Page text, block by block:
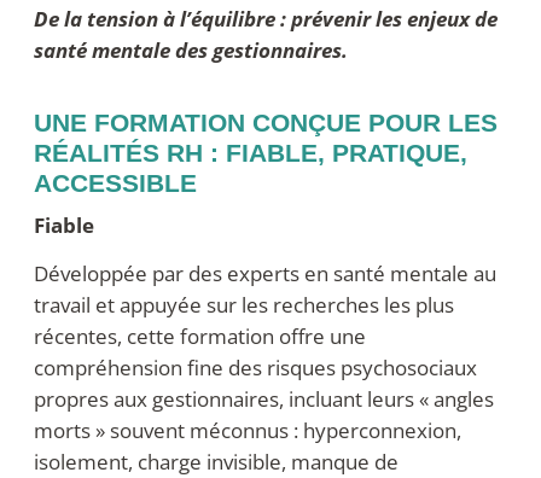
De la tension à l’équilibre : prévenir les enjeux de
santé mentale des gestionnaires.
UNE FORMATION CONÇUE POUR LES
RÉALITÉS RH : FIABLE, PRATIQUE,
ACCESSIBLE
Fiable
Développée par des experts en santé mentale au
travail et appuyée sur les recherches les plus
récentes, cette formation offre une
compréhension fine des risques psychosociaux
propres aux gestionnaires, incluant leurs « angles
morts » souvent méconnus : hyperconnexion,
isolement, charge invisible, manque de